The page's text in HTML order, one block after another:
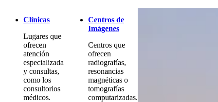
Clínicas
Lugares que
ofrecen
atención
especializada
y consultas,
como los
consultorios
médicos.
Centros de
Imágenes
Centros que
ofrecen
radiografías,
resonancias
magnéticas o
tomografías
computarizadas.